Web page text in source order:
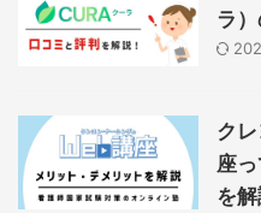
ラ
ク
座
を